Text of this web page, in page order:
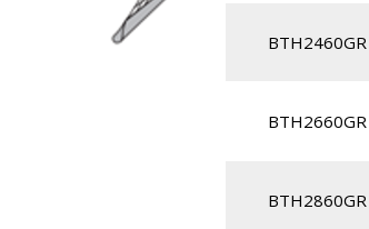
BTH2460GR
BTH2660GR
BTH2860GR